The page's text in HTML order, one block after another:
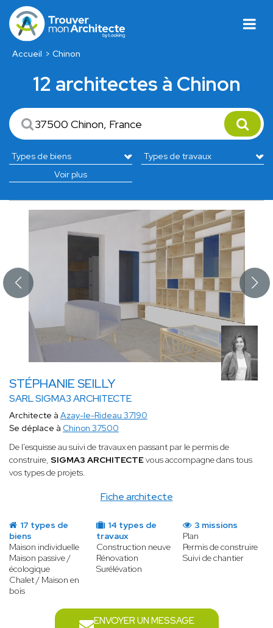
Accueil Chinon
12 architectes à Chinon
Voir plus
STÉPHANIE SEILLY
SARL SIGMA3 ARCHITECTE
Fiche architecte
Architecte à Azay-le-Rideau 37190
Se déplace à Chinon 37500
De l'esquisse au suivi de travaux en passant par le permis de
construire, SIGMA3 ARCHITECTEvous accompagne dans tous
vos types de projets.
17 types de
biens
Maison individuelle
Maison passive /
écologique
Chalet / Maison en
bois
14 types de
travaux
Construction neuve
Rénovation
Surélévation
3 missions
Plan
Permis de construire
Suivi de chantier
ENVOYER UN MESSAGE